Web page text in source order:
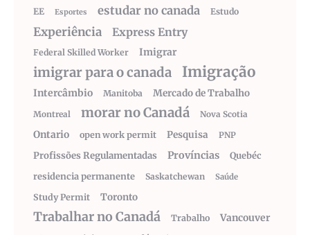
EE
Esportes estudar no canada Estudo
Experiência Express Entry
Federal Skilled Worker Imigrar
imigrar para o canada Imigração
Intercâmbio Manitoba Mercado de Trabalho
Montreal morar no Canadá Nova Scotia
Ontario open work permit Pesquisa PNP
Profissões Regulamentadas Províncias
Quebéc
residencia permanente
Saskatchewan Saúde
Study Permit Toronto
Trabalhar no Canadá Trabalho Vancouver